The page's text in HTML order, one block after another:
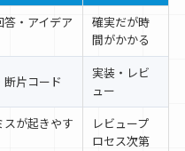
答・アイデア
確実だが時
間がかかる
断片コード
実装・レビ
ュー
スが起きやす
レビュープ
ロセス次第